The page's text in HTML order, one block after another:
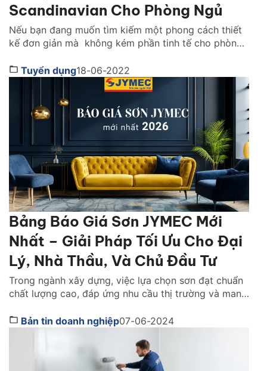
Scandinavian Cho Phòng Ngủ
Nếu bạn đang muốn tìm kiếm một phong cách thiết
kế đơn giản mà không kém phần tinh tế cho phòng
cho bạn một phong cách thiết kế scandinavian cho
phòng ngủ để đáp ứng được những tiêu chí nhẹ
Tuyển dụng18-06-2022
Bảng Báo Giá Sơn JYMEC Mới
Nhất – Giải Pháp Tối Ưu Cho Đại
Lý, Nhà Thầu, Và Chủ Đầu Tư
Trong ngành xây dựng, việc lựa chọn sơn đạt chuẩn
chất lượng cao, đáp ứng nhu cầu thị trường và mang
của đại lý phân phối, nhà thầu và chủ đầu tư. Công
Bản tin doanh nghiệp07-06-2024